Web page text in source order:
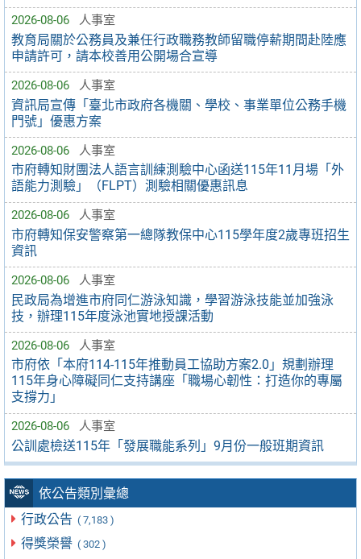
2026-08-06 人事室
教育局關於公務員及兼任行政職務教師留職停薪期間赴陸應
申請許可，請本校善用公開場合宣導
2026-08-06 人事室
資訊局宣傳「臺北市政府各機關、學校、事業單位公務手機
門號」優惠方案
2026-08-06 人事室
市府轉知財團法人語言訓練測驗中心函送115年11月場「外
語能力測驗」（FLPT）測驗相關優惠訊息
2026-08-06 人事室
市府轉知保安警察第一總隊教保中心115學年度2歲專班招生
資訊
2026-08-06 人事室
民政局為增進市府同仁游泳知識，學習游泳技能並加強泳
技，辦理115年度泳池實地授課活動
2026-08-06 人事室
市府依「本府114-115年推動員工協助方案2.0」規劃辦理
115年身心障礙同仁支持講座「職場心韌性：打造你的專屬
支撐力」
2026-08-06 人事室
公訓處檢送115年「發展職能系列」9月份一般班期資訊
依公告類別彙總
行政公告 ( 7,183 )
得獎榮譽 ( 302 )